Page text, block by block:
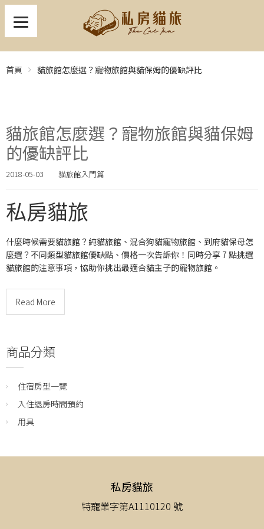
首頁 貓旅館怎麼選？寵物旅館與貓保姆的優缺評比
貓旅館怎麼選？寵物旅館與貓保姆
的優缺評比
2018-05-03 貓旅館入門篇
私房貓旅
什麼時候需要貓旅館？純貓旅館、混合狗貓寵物旅館、到府貓保母怎
麼選？不同類型貓旅館優缺點、價格一次告訴你！同時分享 7 點挑選
貓旅館的注意事項，協助你挑出最適合貓主子的寵物旅館。
Read More
商品分類
住宿房型一覽
入住退房時間預約
用具
私房貓旅
特寵業字第A1110120 號